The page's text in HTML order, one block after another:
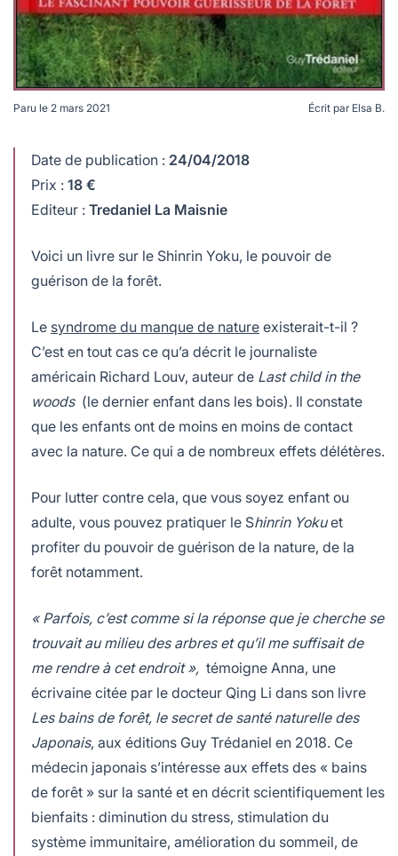
naturelle-des-Japonais
Paru le 2 mars 2021 Écrit par Elsa B.
Date de publication : 24/04/2018
Prix : 18 €
Editeur : Tredaniel La Maisnie
Voici un livre sur le Shinrin Yoku, le pouvoir de
guérison de la forêt.
Le syndrome du manque de nature existerait-t-il ?
C’est en tout cas ce qu’a décrit le journaliste
américain Richard Louv, auteur de Last child in the
woods(le dernier enfant dans les bois). Il constate
que les enfants ont de moins en moins de contact
avec la nature. Ce qui a de nombreux effets délétères.
Pour lutter contre cela, que vous soyez enfant ou
adulte, vous pouvez pratiquer le Shinrin Yokuet
profiter du pouvoir de guérison de la nature, de la
forêt notamment.
« Parfois, c’est comme si la réponse que je cherche se
trouvait au milieu des arbres et qu’il me suffisait de
me rendre à cet endroit », témoigne Anna, une
écrivaine citée par le docteur Qing Li dans son livre
Les bains de forêt, le secret de santé naturelle des
Japonais, aux éditions Guy Trédaniel en 2018. Ce
médecin japonais s’intéresse aux effets des « bains
de forêt » sur la santé et en décrit scientifiquement les
bienfaits : diminution du stress, stimulation du
système immunitaire, amélioration du sommeil, de